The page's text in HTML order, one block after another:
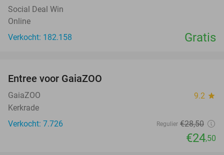
Social Deal Win
Online
Verkocht: 182.158
Gratis
Entree voor GaiaZOO
GaiaZOO 9.2 star
Kerkrade
Verkocht: 7.726
Regulier €28,50
€24,50